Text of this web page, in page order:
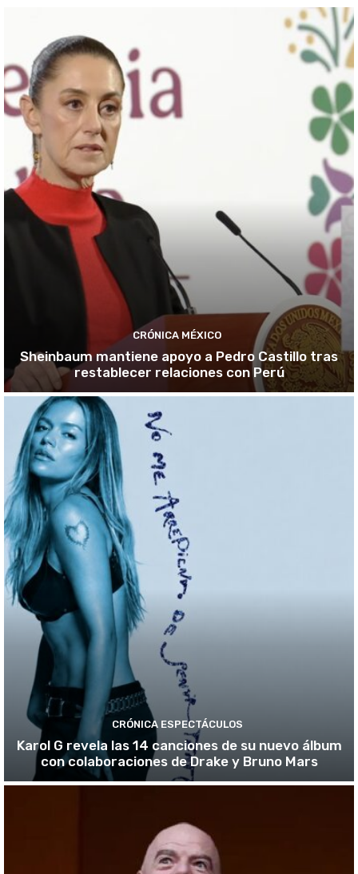
CRÓNICA MÉXICO
Sheinbaum mantiene apoyo a Pedro Castillo tras
restablecer relaciones con Perú
CRÓNICA ESPECTÁCULOS
Karol G revela las 14 canciones de su nuevo álbum
con colaboraciones de Drake y Bruno Mars